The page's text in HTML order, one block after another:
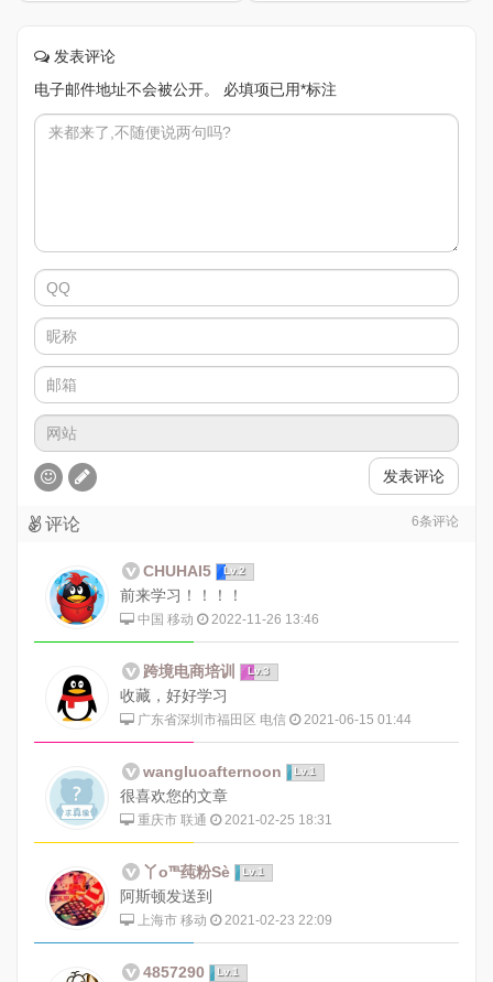
发表评论
电子邮件地址不会被公开。
必填项已用*标注
发表评论
评论 6条评论
CHUHAI5 Lv.2
前来学习！！！！
中国 移动 2022-11-26 13:46
跨境电商培训 Lv.3
收藏，好好学习
广东省深圳市福田区 电信 2021-06-15 01:44
wangluoafternoon Lv.1
很喜欢您的文章
重庆市 联通 2021-02-25 18:31
丫o℡莼粉Sè Lv.1
阿斯顿发送到
上海市 移动 2021-02-23 22:09
4857290 Lv.1